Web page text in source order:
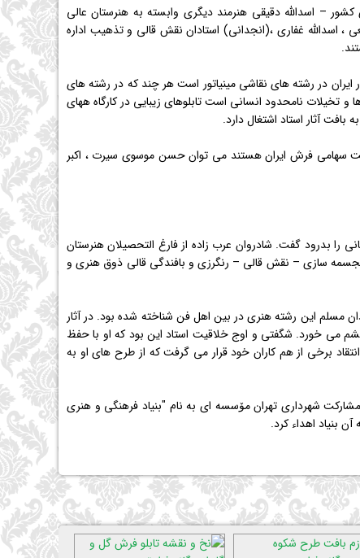
هنرهای زیبای كشور – اسدالله دقیقی هنرمند دیگری وابسته به هنرستان عالی
اسدالله غفاری ،(انجدانی) استادان نقش قالی و تذهیب اداره
در رشته های نقاشی مینیاتور است هر چند كه در رشته های
نامحدود انسانی است تابلوهای زیبایی در كارگاه ههای
آثار استاد اشتغال دارد.
سهامی فرش ایران هستند می توان حسن موسوی سیرت ، اكبر
رسام عرب زاده در سال 1293 در خانواده ای هنرمند در شهر تبریز متولد شد و در زمستان 1376 دار فانی را بدرود گفت. شادروان عرب زاده از فارغ التحصیلان هنرستان
مجسمه سازی – نقش قالی – رنگرزی و بافندگی قالی ذوق هنری و
مسلم این رشته هنری در بین اهل فن شناخته شده بود. در آثار
چشم می خورد. شگفتی و اوج خلاقیت استاد این بود كه او با حفظ
برخی از هم كاران خود قرار می گرفت كه از طرح های او به
شهرداری تهران مۆسسه ای به نام "بنیاد فرهنگی و هنری